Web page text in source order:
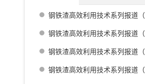
钢铁渣高效利用技术系列报道（一） 室兰钢铁厂用钢渣骨料配制重混凝土的研究
钢铁渣高效利用技术系列报道（二） 鹿岛钢铁厂钢铁渣利用技术的开发
钢铁渣高效利用技术系列报道（五） 八幡厂钢铁渣的利用
钢铁渣高效利用技术系列报道（三） 名古屋厂铁水预处理炉渣肥料化的开发